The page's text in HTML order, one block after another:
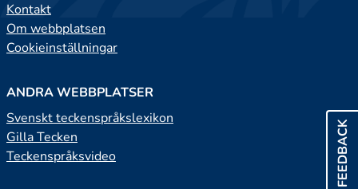
FEEDBACK
Kontakt
Om webbplatsen
Cookieinställningar
ANDRA WEBBPLATSER
Svenskt teckenspråkslexikon
Gilla Tecken
Teckenspråksvideo